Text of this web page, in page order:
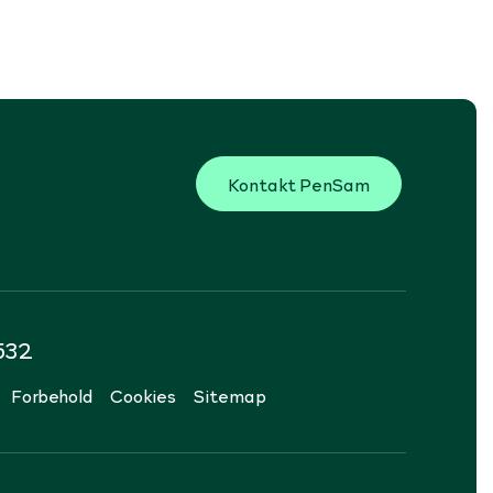
Kontakt PenSam
Forbehold Cookies Sitemap